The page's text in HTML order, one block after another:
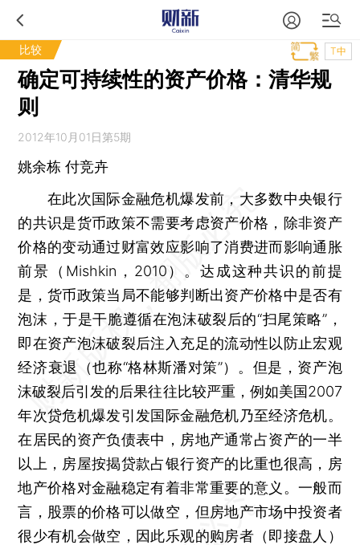
比较 T中
确定可持续性的资产价格：清华规
则
2012年10月01日第5期
姚余栋 付竞卉
在此次国际金融危机爆发前，大多数中央银行
的共识是货币政策不需要考虑资产价格，除非资产
价格的变动通过财富效应影响了消费进而影响通胀
前景（Mishkin，2010）。达成这种共识的前提
是，货币政策当局不能够判断出资产价格中是否有
泡沫，于是干脆遵循在泡沫破裂后的“扫尾策略”，
即在资产泡沫破裂后注入充足的流动性以防止宏观
经济衰退（也称“格林斯潘对策”）。但是，资产泡
沫破裂后引发的后果往往比较严重，例如美国2007
年次贷危机爆发引发国际金融危机乃至经济危机。
在居民的资产负债表中，房地产通常占资产的一半
以上，房屋按揭贷款占银行资产的比重也很高，房
地产价格对金融稳定有着非常重要的意义。一般而
言，股票的价格可以做空，但房地产市场中投资者
很少有机会做空，因此乐观的购房者（即接盘人）